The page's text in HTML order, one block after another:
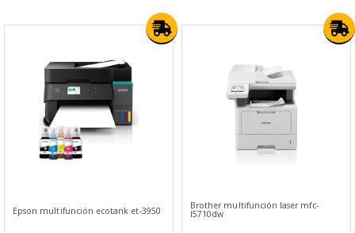
Epson multifunción ecotank et-3950 Brother multifunción laser mfc-
l5710dw